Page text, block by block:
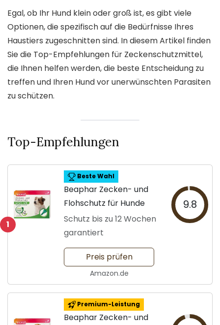
Egal, ob Ihr Hund klein oder groß ist, es gibt viele
Optionen, die spezifisch auf die Bedürfnisse Ihres
Haustiers zugeschnitten sind. In diesem Artikel finden
Sie die Top-Empfehlungen für Zeckenschutzmittel,
die Ihnen helfen werden, die beste Entscheidung zu
treffen und Ihren Hund vor unerwünschten Parasiten
zu schützen.
Top-Empfehlungen
1
Beste Wahl
Beaphar Zecken- und
Flohschutz für Hunde
Schutz bis zu 12 Wochen
garantiert
9.8
Preis prüfen
Amazon.de
Premium-Leistung
Beaphar Zecken- und